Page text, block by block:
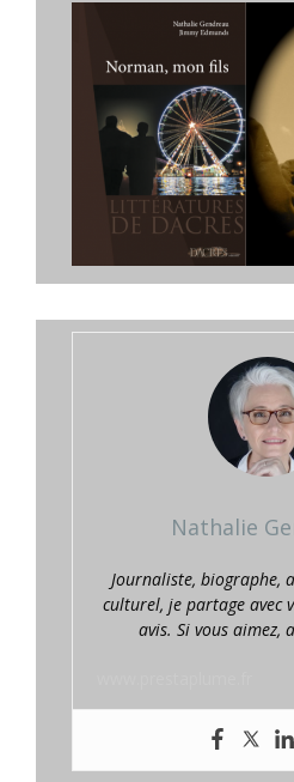
Nathalie
Journaliste, biographe,
culturel, je partage avec
avis. Si vous aimez,